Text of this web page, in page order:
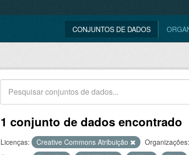
CONJUNTOS DE DADOS
1 conjunto de dados encontrado
Licenças: Creative Commons Atribuição Organizações: